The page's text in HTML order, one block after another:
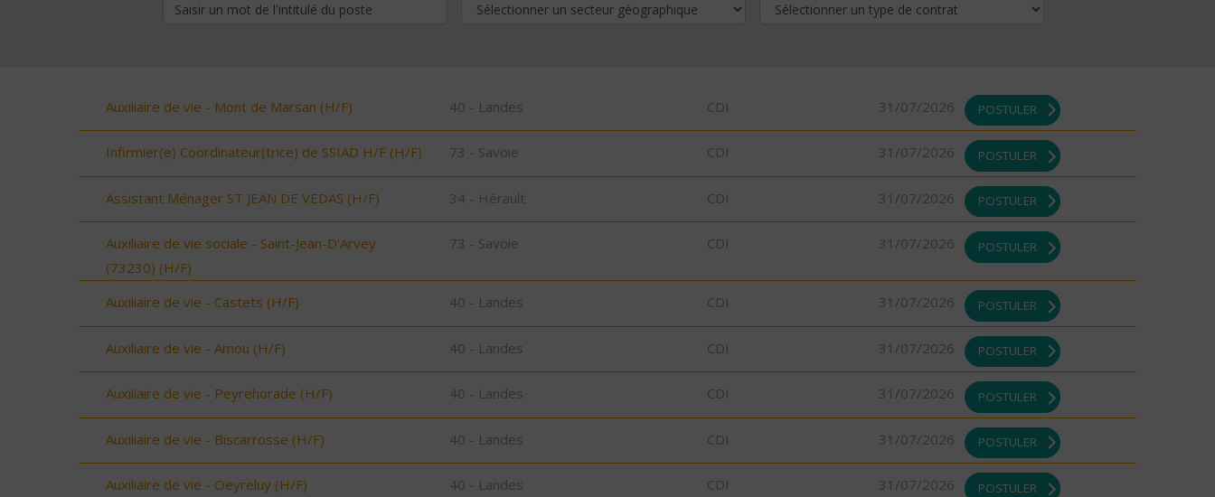
Auxiliaire de vie - Mont de Marsan (H/F) 40 - Landes CDI 31/07/2026 POSTULER
Infirmier(e) Coordinateur(trice) de SSIAD H/F (H/F) 73 - Savoie CDI 31/07/2026 POSTULER
Assistant Ménager ST JEAN DE VEDAS (H/F) 34 - Hérault CDI 31/07/2026 POSTULER
Auxiliaire de vie sociale - Saint-Jean-D'Arvey
(73230) (H/F)
73 - Savoie CDI 31/07/2026 POSTULER
Auxiliaire de vie - Castets (H/F) 40 - Landes CDI 31/07/2026 POSTULER
Auxiliaire de vie - Amou (H/F) 40 - Landes CDI 31/07/2026 POSTULER
Auxiliaire de vie - Peyrehorade (H/F) 40 - Landes CDI 31/07/2026 POSTULER
Auxiliaire de vie - Biscarrosse (H/F) 40 - Landes CDI 31/07/2026 POSTULER
Auxiliaire de vie - Oeyreluy (H/F) 40 - Landes CDI 31/07/2026 POSTULER